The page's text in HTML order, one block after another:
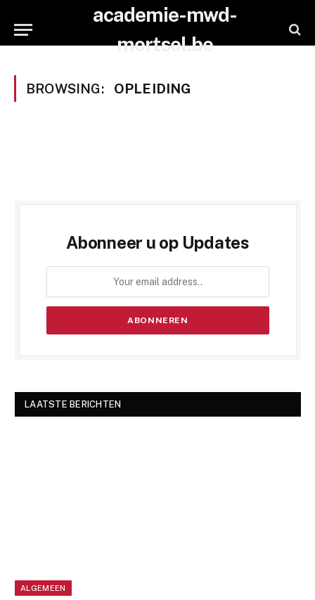
academie-mwd-
mortsel.be
BROWSING: OPLEIDING
Abonneer u op Updates
LAATSTE BERICHTEN
ALGEMEEN